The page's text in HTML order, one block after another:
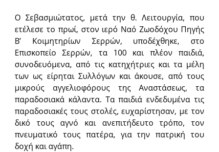
Ο Σεβασμιώτατος, μετά την θ. Λειτουργία, που
ετέλεσε το πρωί, στον ιερό Ναό Ζωοδόχου Πηγής
Β’ Κοιμητηρίων Σερρών, υποδέχθηκε, στο
Επισκοπείο Σερρών, τα 100 και πλέον παιδιά,
συνοδευόμενα, από τις κατηχήτριες και τα μέλη
των ως είρηται Συλλόγων και άκουσε, από τους
μικρούς αγγελιοφόρους της Αναστάσεως, τα
παραδοσιακά κάλαντα. Τα παιδιά ενδεδυμένα τις
παραδοσιακές τους στολές, ευχαρίστησαν, με τον
δικό τους αγνό και ανεπιτήδευτο τρόπο, τον
πνευματικό τους πατέρα, για την πατρική του
δοχή και αγάπη.